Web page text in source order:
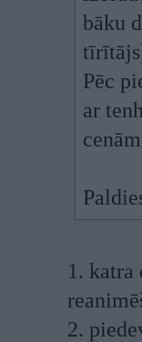
bāku
Pēc
ar
1. katra
2.